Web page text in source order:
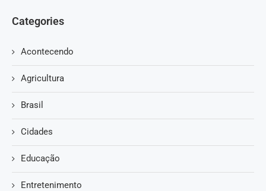
Categories
Acontecendo
Agricultura
Brasil
Cidades
Educação
Entretenimento